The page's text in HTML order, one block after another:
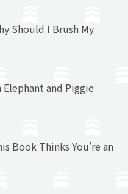
Should I Brush My
Elephant and Piggie
Book Thinks You're an